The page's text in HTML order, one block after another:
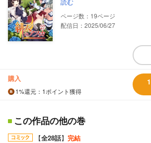
19
配信日：2025/06/27
購入
1%還元 ：1ポイント獲得
この作品の他の巻
【全28話】 完結